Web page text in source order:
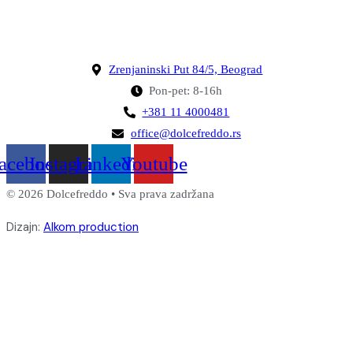
Zrenjaninski Put 84/5, Beograd
Pon-pet: 8-16h
+381 11 4000481
office@dolcefreddo.rs
InstagramLinkedinYoutube
© 2026 Dolcefreddo • Sva prava zadržana
Dizajn: Alkom production